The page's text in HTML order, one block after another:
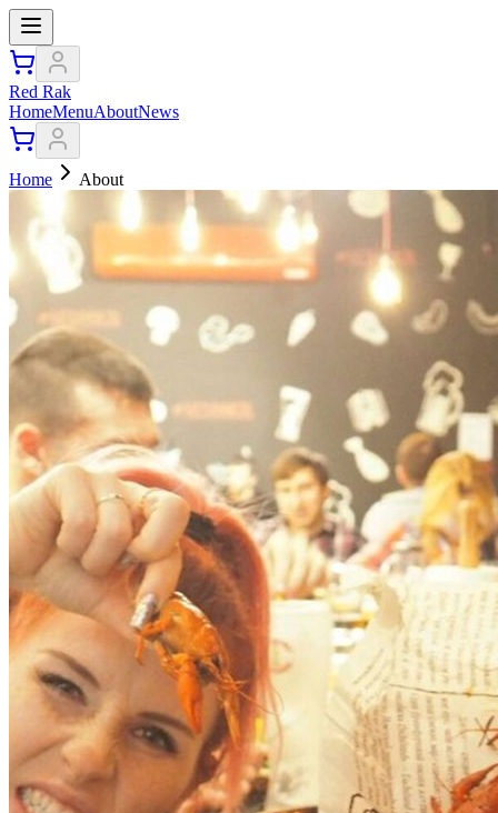
Red Rak
HomeMenuAboutNews
Home About